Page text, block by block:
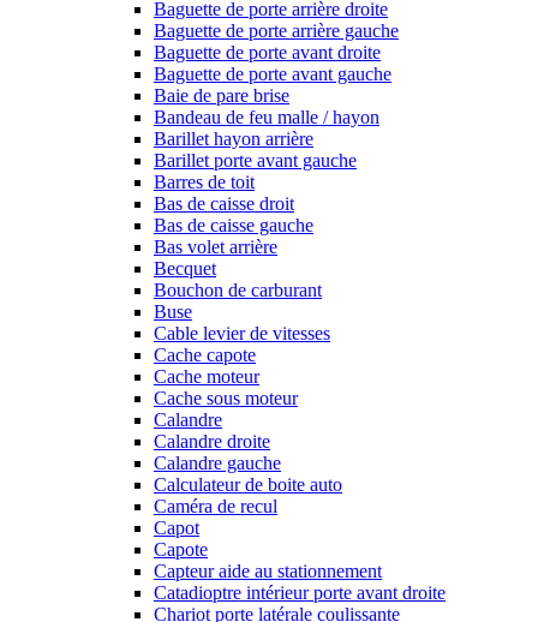
Baguette de porte arrière droite
Baguette de porte arrière gauche
Baguette de porte avant droite
Baguette de porte avant gauche
Baie de pare brise
Bandeau de feu malle / hayon
Barillet hayon arrière
Barillet porte avant gauche
Barres de toit
Bas de caisse droit
Bas de caisse gauche
Bas volet arrière
Becquet
Bouchon de carburant
Buse
Cable levier de vitesses
Cache capote
Cache moteur
Cache sous moteur
Calandre
Calandre droite
Calandre gauche
Calculateur de boite auto
Caméra de recul
Capot
Capote
Capteur aide au stationnement
Catadioptre intérieur porte avant droite
Chariot porte latérale coulissante